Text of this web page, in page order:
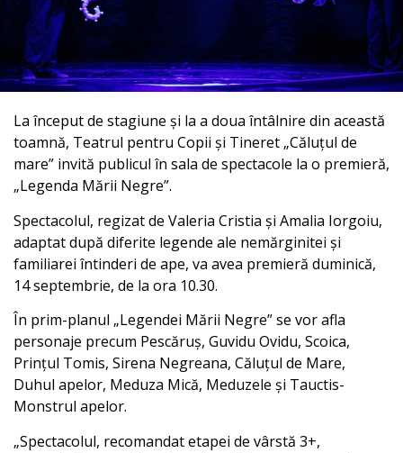
La început de stagiune și la a doua întâlnire din această
toamnă, Teatrul pentru Copii și Tineret „Căluțul de
mare” invită publicul în sala de spectacole la o premieră,
„Legenda Mării Negre”.
Spectacolul, regizat de Valeria Cristia și Amalia Iorgoiu,
adaptat după diferite legende ale nemărginitei și
familiarei întinderi de ape, va avea premieră duminică,
14 septembrie, de la ora 10.30.
În prim-planul „Legendei Mării Negre” se vor afla
personaje precum Pescăruș, Guvidu Ovidu, Scoica,
Prințul Tomis, Sirena Negreana, Căluțul de Mare,
Duhul apelor, Meduza Mică, Meduzele și Tauctis-
Monstrul apelor.
„Spectacolul, recomandat etapei de vârstă 3+,